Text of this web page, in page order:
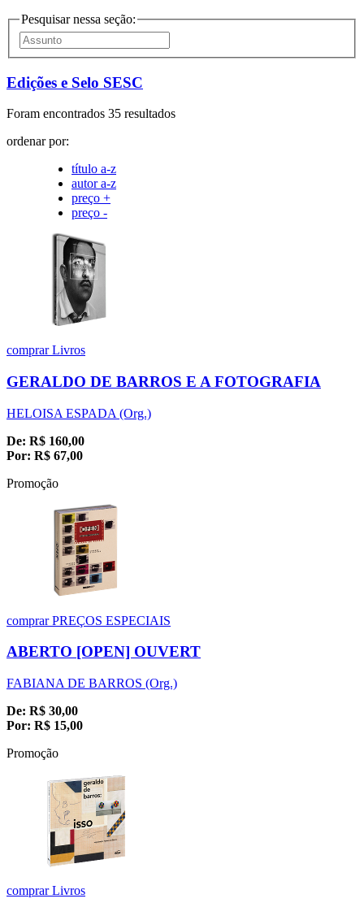
Pesquisar nessa seção:
Edições e Selo SESC
Foram encontrados 35 resultados
ordenar por:
título a-z
autor a-z
preço +
preço -
comprarLivros
GERALDO DE BARROS E A FOTOGRAFIA
HELOISA ESPADA (Org.)
De: R$ 160,00
Por: R$ 67,00
Promoção
comprarPREÇOS ESPECIAIS
ABERTO [OPEN] OUVERT
FABIANA DE BARROS (Org.)
De: R$ 30,00
Por: R$ 15,00
Promoção
comprarLivros